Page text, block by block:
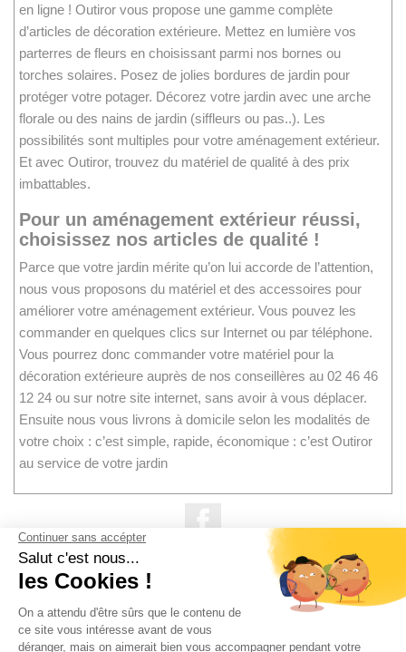
en ligne ! Outiror vous propose une gamme complète
d’articles de décoration extérieure. Mettez en lumière vos
parterres de fleurs en choisissant parmi nos bornes ou
torches solaires. Posez de jolies bordures de jardin pour
protéger votre potager. Décorez votre jardin avec une arche
florale ou des nains de jardin (siffleurs ou pas..). Les
possibilités sont multiples pour votre aménagement extérieur.
Et avec Outiror, trouvez du matériel de qualité à des prix
imbattables.
Pour un aménagement extérieur réussi,
choisissez nos articles de qualité !
Parce que votre jardin mérite qu’on lui accorde de l’attention,
nous vous proposons du matériel et des accessoires pour
améliorer votre aménagement extérieur. Vous pouvez les
commander en quelques clics sur Internet ou par téléphone.
Vous pourrez donc commander votre matériel pour la
décoration extérieure auprès de nos conseillères au 02 46 46
12 24 ou sur notre site internet, sans avoir à vous déplacer.
Ensuite nous vous livrons à domicile selon les modalités de
votre choix : c’est simple, rapide, économique : c’est Outiror
au service de votre jardin
NOS PRODUITS